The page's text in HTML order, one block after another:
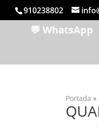
910238802
💬 WhatsApp
Portada »